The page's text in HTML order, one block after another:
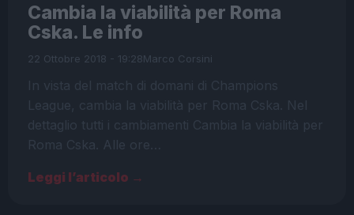
Cambia la viabilità per Roma
Cska. Le info
22 Ottobre 2018 - 19:28Marco Corsini
In vista del match di domani di Champions
League, cambia la viabilità per Roma Cska. Nel
dettaglio tutti i cambiamenti Cambia la viabilità per
Roma Cska. Alle ore…
Leggi l’articolo →